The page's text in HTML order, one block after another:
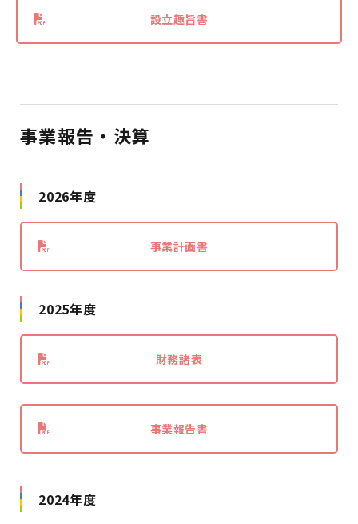
設立趣旨書
事業報告・決算
2026年度
事業計画書
2025年度
財務諸表
事業報告書
2024年度